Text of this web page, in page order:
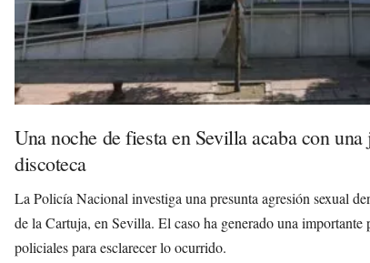
Una noche de fiesta en Sevilla acaba con
discoteca
La Policía Nacional investiga una presunta agresión sexual
de la Cartuja, en Sevilla. El caso ha generado una
policiales para esclarecer lo ocurrido.